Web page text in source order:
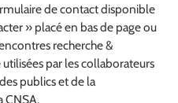
de contact disponible
» placé en bas de page ou
recherche &
par les collaborateurs
publics et de la
CNSA.